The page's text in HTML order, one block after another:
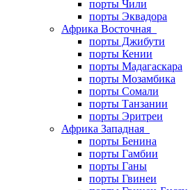
порты Чили
порты Эквадора
Африка Восточная
порты Джибути
порты Кении
порты Мадагаскара
порты Мозамбика
порты Сомали
порты Танзании
порты Эритреи
Африка Западная
порты Бенина
порты Гамбии
порты Ганы
порты Гвинеи